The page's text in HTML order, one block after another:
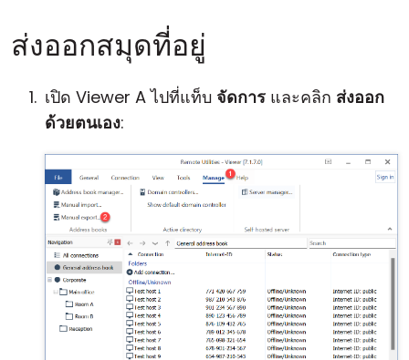
ส่งออกสมุดที่อยู่
เปิด Viewer A ไปที่แท็บ จัดการ และคลิก ส่งออก
ด้วยตนเอง: